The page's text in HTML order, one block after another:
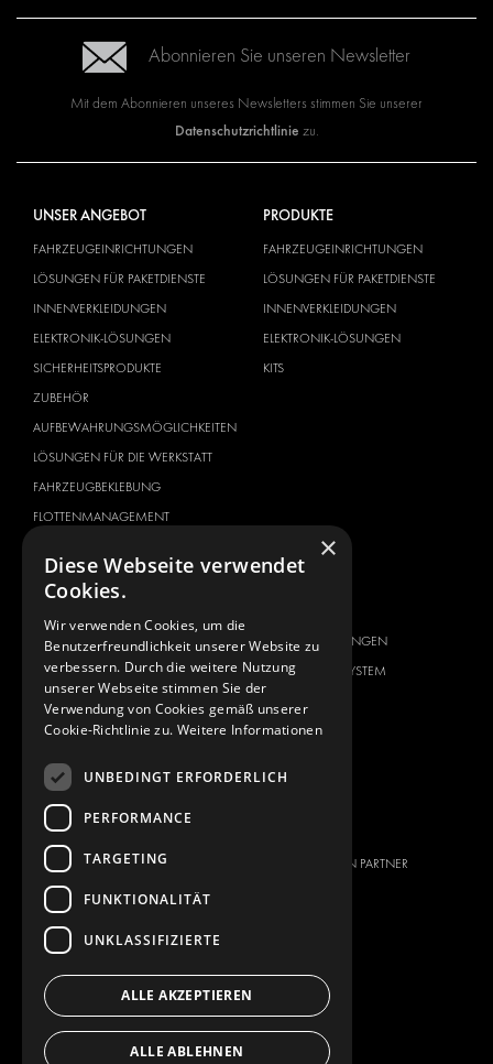
Abonnieren Sie unseren Newsletter
Mit dem Abonnieren unseres Newsletters stimmen Sie unserer
Datenschutzrichtlinie zu.
UNSER ANGEBOT
FAHRZEUGEINRICHTUNGEN
LÖSUNGEN FÜR PAKETDIENSTE
INNENVERKLEIDUNGEN
ELEKTRONIK-LÖSUNGEN
SICHERHEITSPRODUKTE
ZUBEHÖR
AUFBEWAHRUNGSMÖGLICHKEITEN
LÖSUNGEN FÜR DIE WERKSTATT
FAHRZEUGBEKLEBUNG
FLOTTENMANAGEMENT
PRODUKTE
FAHRZEUGEINRICHTUNGEN
LÖSUNGEN FÜR PAKETDIENSTE
INNENVERKLEIDUNGEN
ELEKTRONIK-LÖSUNGEN
KITS
FAHRZEUGHERSTELLER
CITROËN
DACIA
FORD
IVECO
MAXUS
MERCEDES
NISSAN
PEUGEOT
RENAULT
TOYOTA
VOLKSWAGEN
KOMPLETTLÖSUNGEN
ÜBER MODUL-SYSTEM
NEUIGKEITEN
KONTAKT
WERDEN SIE EIN PARTNER
×
Diese Webseite verwendet
Cookies.
Wir verwenden Cookies, um die
Benutzerfreundlichkeit unserer Website zu
verbessern. Durch die weitere Nutzung
unserer Webseite stimmen Sie der
Verwendung von Cookies gemäß unserer
Cookie-Richtlinie zu. Weitere Informationen
UNBEDINGT ERFORDERLICH
PERFORMANCE
TARGETING
FUNKTIONALITÄT
UNKLASSIFIZIERTE
ALLE AKZEPTIEREN
ALLE ABLEHNEN